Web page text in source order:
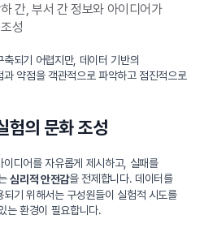
간, 부서 간 정보와 아이디어가
성
되기 어렵지만, 데이터 기반의
약점을 객관적으로 파악하고 점진적으로
험의 문화 조성
디어를 자유롭게 제시하고, 실패를
심리적 안전감을 전제합니다. 데이터를
기 위해서는 구성원들이 실험적 시도를
는 환경이 필요합니다.